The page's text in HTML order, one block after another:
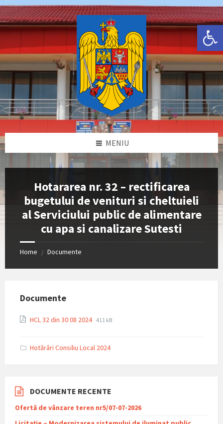
Deschide bara de unelte
Skip
to
content
Skip
to
left
sidebar
Skip
to
right
sidebar
Skip
to
footer
MENIU
Hotararea nr. 32 – rectificarea
bugetului de venituri si cheltuieli
al Serviciului public de alimentare
cu apa si canalizare Sutesti
Home / Documente
Documente
HCL 32 din 30 08 2024 File
File
411 kB
Hotărâri Consiliu Local 2024
DOCUMENTE RECENTE
Ofertă de vânzare teren nr5/07-07-2026